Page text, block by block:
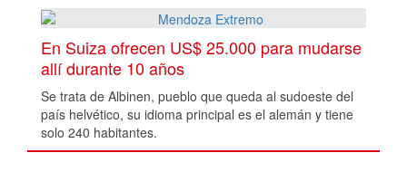
En Suiza ofrecen US$ 25.000 para mudarse
allí durante 10 años
Se trata de Albinen, pueblo que queda al sudoeste del
país helvético, su idioma principal es el alemán y tiene
solo 240 habitantes.